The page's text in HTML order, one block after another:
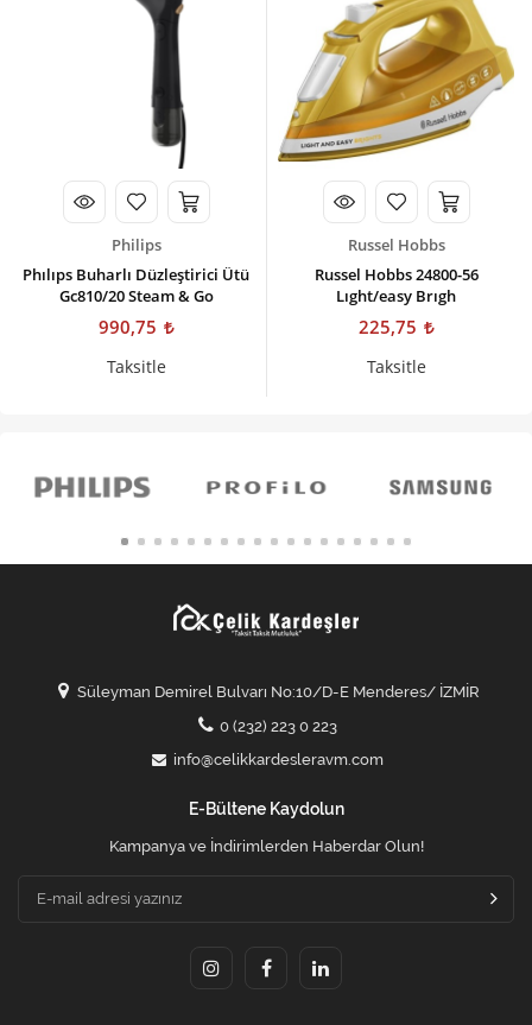
Philips
Phılıps Buharlı Düzleştirici Ütü
Gc810/20 Steam & Go
990,75
Taksitle
Russel Hobbs
Russel Hobbs 24800-56
Lıght/easy Brıgh
225,75
Taksitle
Süleyman Demirel Bulvarı No:10/D-E Menderes/ İZMİR
0 (232) 223 0 223
info@celikkardesleravm.com
E-Bültene Kaydolun
Kampanya ve İndirimlerden Haberdar Olun!